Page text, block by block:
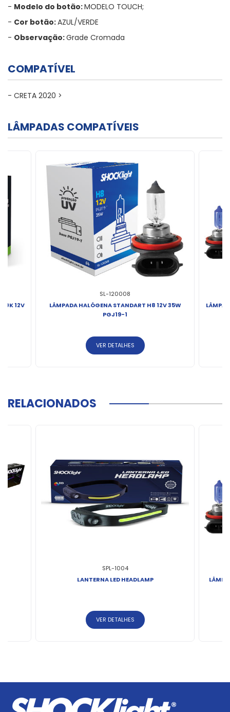
- Modelo do botão:MODELO TOUCH;
- Cor botão:AZUL/VERDE
- Observação:Grade Cromada
COMPATÍVEL
- CRETA 2020 >
LÂMPADAS COMPATÍVEIS
12V
SL-120008
LÂMPADA HALÓGENA STANDART H8 12V 35W
PGJ19-1
VER DETALHES
RELACIONADOS
SPL-1004
LANTERNA LED HEADLAMP
VER DETALHES